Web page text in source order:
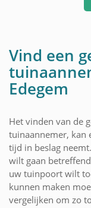
Vind een
Edegem
Het vinden van de
tuinaannemer, kan
tijd in beslag
wilt gaan
uw tuinpoort wilt
kunnen maken
vergelijken om zo